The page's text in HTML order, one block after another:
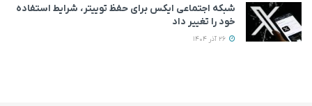
شبکه اجتماعی ایکس برای حفظ توییتر، شرایط استفاده
خود را تغییر داد